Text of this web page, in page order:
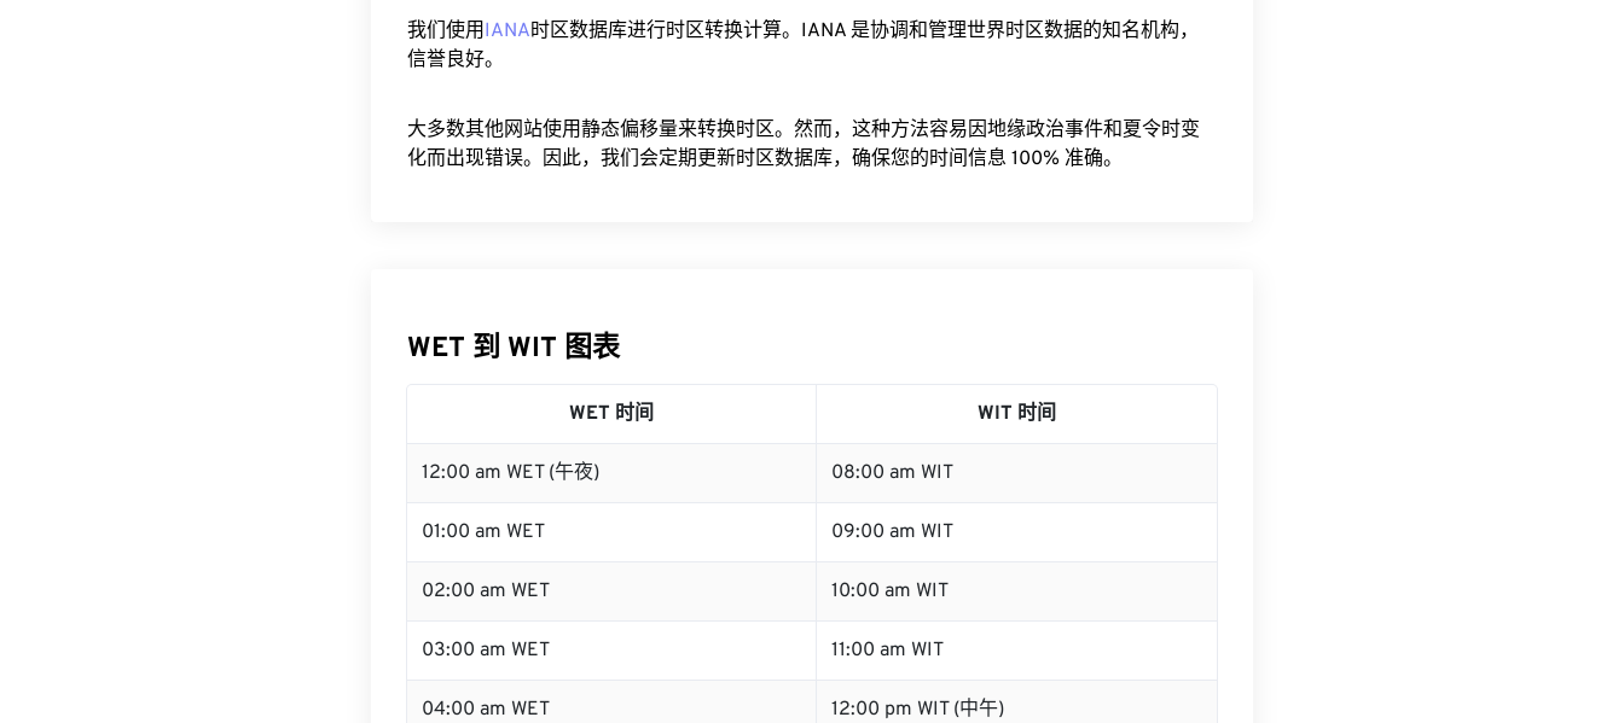
我们使用IANA时区数据库进行时区转换计算。IANA 是协调和管理世界时区数据的知名机构，
信誉良好。
大多数其他网站使用静态偏移量来转换时区。然而，这种方法容易因地缘政治事件和夏令时变
化而出现错误。因此，我们会定期更新时区数据库，确保您的时间信息 100% 准确。
WET 到 WIT 图表
WET 时间 WIT 时间
12:00 am WET (午夜) 08:00 am WIT
01:00 am WET 09:00 am WIT
02:00 am WET 10:00 am WIT
03:00 am WET 11:00 am WIT
04:00 am WET 12:00 pm WIT (中午)